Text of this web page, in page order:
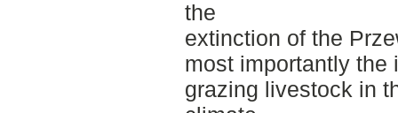
the
extinction of the
most importantly the
grazing livestock in